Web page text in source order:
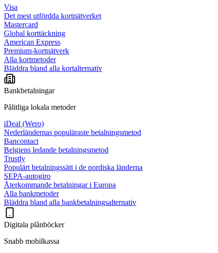
Visa
Det mest utfördda kortnätverket
Mastercard
Global korttäckning
American Express
Premium-kortnätverk
Alla kortmetoder
Bläddra bland alla kortalternativ
Bankbetalningar
Pålitliga lokala metoder
iDeal (Wero)
Nederländernas populäraste betalningsmetod
Bancontact
Belgiens ledande betalningsmetod
Trustly
Populärt betalningssätt i de nordiska länderna
SEPA-autogiro
Återkommande betalningar i Europa
Alla bankmetoder
Bläddra bland alla bankbetalningsalternativ
Digitala plånböcker
Snabb mobilkassa